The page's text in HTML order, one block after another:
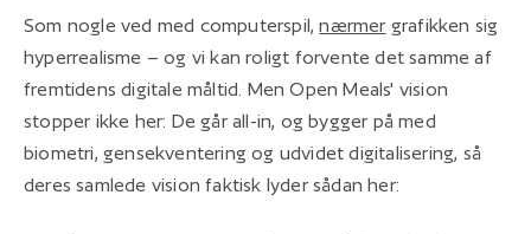
Som nogle ved med computerspil,nærmergrafikken sig
hyperrealisme – og vi kan roligt forvente det samme af
fremtidens digitale måltid. Men Open Meals' vision
stopper ikke her: De går all-in, og bygger på med
biometri, gensekventering og udvidet digitalisering, så
deres samlede vision faktisk lyder sådan her: